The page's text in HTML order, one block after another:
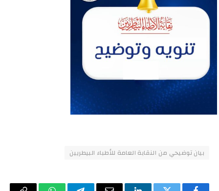
بيان توضيحي من النقابة العامة للأطباء البيطريين